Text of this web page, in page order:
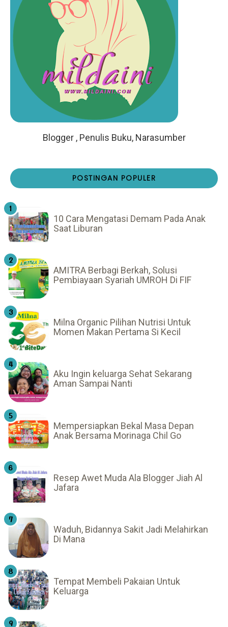
Blogger , Penulis Buku, Narasumber
POSTINGAN POPULER
10 Cara Mengatasi Demam Pada Anak
Saat Liburan
AMITRA Berbagi Berkah, Solusi
Pembiayaan Syariah UMROH Di FIF
Milna Organic Pilihan Nutrisi Untuk
Momen Makan Pertama Si Kecil
Aku Ingin keluarga Sehat Sekarang
Aman Sampai Nanti
Mempersiapkan Bekal Masa Depan
Anak Bersama Morinaga Chil Go
Resep Awet Muda Ala Blogger Jiah Al
Jafara
Waduh, Bidannya Sakit Jadi Melahirkan
Di Mana
Tempat Membeli Pakaian Untuk
Keluarga